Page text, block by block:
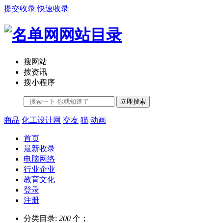
提交收录 快速收录
搜网站
搜资讯
搜小程序
立即搜索
商品 化工设计网 交友 猫 动画
首页
最新收录
电脑网络
行业企业
教育文化
登录
注册
分类目录: 200 个；